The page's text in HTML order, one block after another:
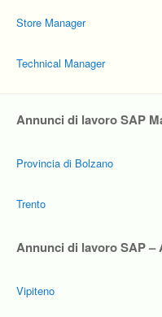
Store Manager
Technical Manager
Annunci di lavoro SAP
Provincia di Bolzano
Trento
Annunci di lavoro SAP –
Vipiteno